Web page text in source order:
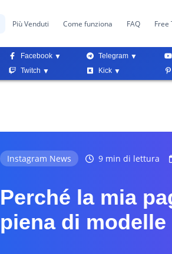
Più Venduti Come funziona FAQ Free
Facebook Telegram
Twitch Kick
Instagram News 9 min di lettura
Perché la mia
piena di modelle